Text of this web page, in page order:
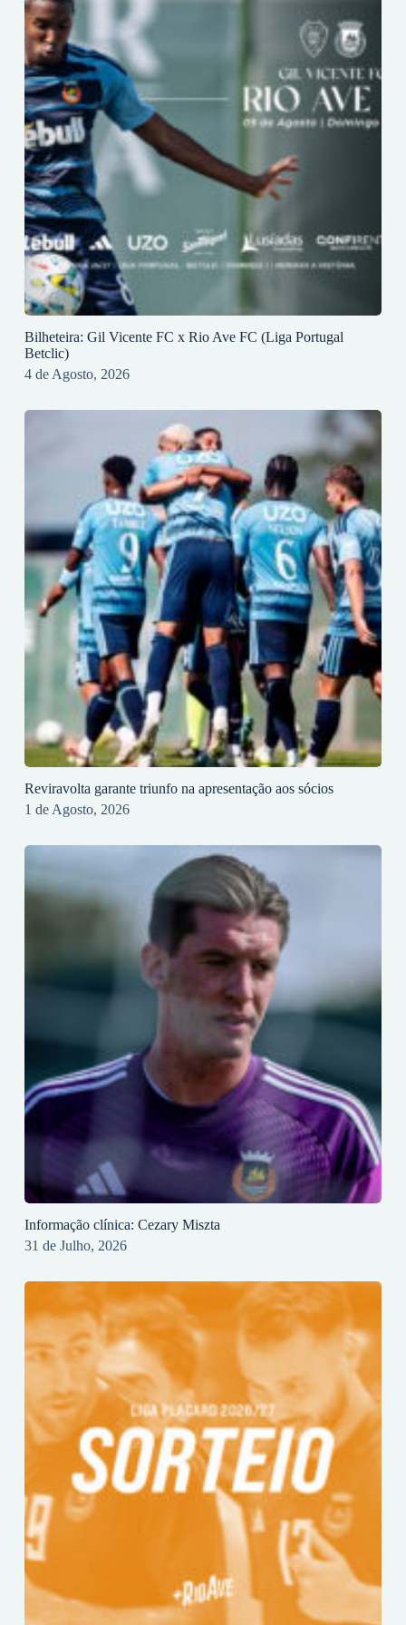
Bilheteira: Gil Vicente FC x Rio Ave FC (Liga Portugal
Betclic)
4 de Agosto, 2026
Reviravolta garante triunfo na apresentação aos sócios
1 de Agosto, 2026
Informação clínica: Cezary Miszta
31 de Julho, 2026